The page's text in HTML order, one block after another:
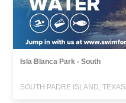
Isla Blanca Park - South
SOUTH PADRE ISLAND, TEXAS